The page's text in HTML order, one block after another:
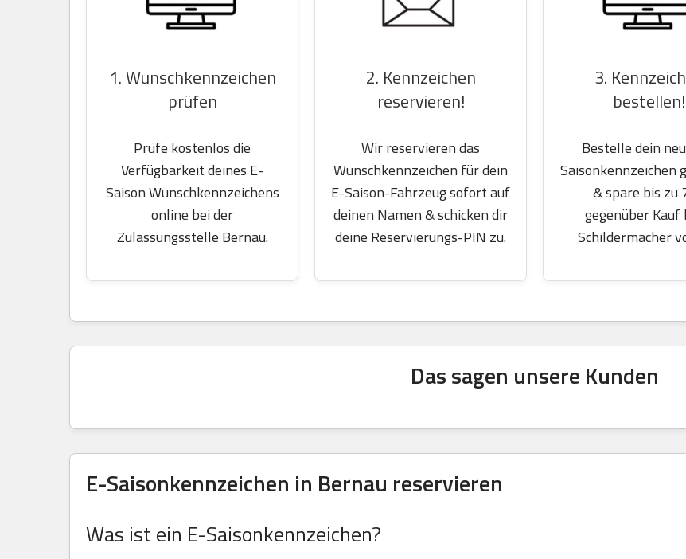
1. Wunschkennzeichen
prüfen
Prüfe kostenlos die
Verfügbarkeit deines E-
Saison Wunschkennzeichens
online bei der
Zulassungsstelle Bernau.
2. Kennzeichen
reservieren!
Wir reservieren das
Wunschkennzeichen für dein
E-Saison-Fahrzeug sofort auf
deinen Namen & schicken dir
deine Reservierungs-PIN zu.
3.
bestellen!
Bestelle dein
Saisonkennzeichen
& spare bis zu
gegenüber Kauf
Schildermacher
Das sagen unsere Kunden
E-Saisonkennzeichen in Bernau reservieren
Was ist ein E-Saisonkennzeichen?